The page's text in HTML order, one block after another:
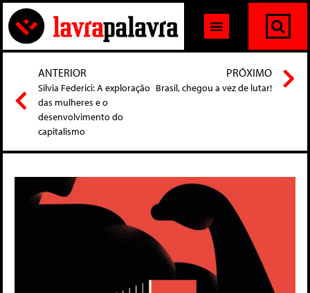
ANTERIOR
Silvia Federici: A exploração
das mulheres e o
desenvolvimento do
capitalismo
PRÓXIMO
Brasil, chegou a vez de lutar!